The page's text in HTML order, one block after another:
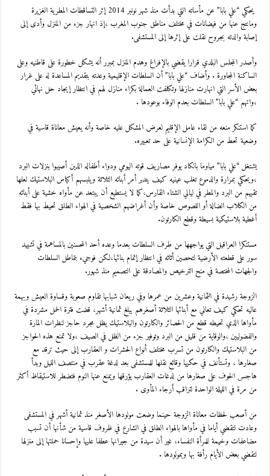
يحكي “علي بابا” عن مأساته التي بدأت منذ شهر نونبر 2014 إثر التساقطات المطرية الغزيرة
ومانتج عنها من فيضانات في مختلف مناطق جنوب المغرب ،إذ انهار جزء من المنزل وأدى إلى
إصابة والدته بجروح نقلت على إثرها إلى المستشفى.
وأصدر المجلس البلدي قرارا يقضي بالإفراغ وهدم المنزل بمبرر أنه يشكل خطورة على قاطنيه وعلى
الساكنة المجاورة . وأضاف “علي بابا” أن السلطات الإقليمية وعدته بتقديم المساعدة له على غرار
بعض الأسر التي انهارت منازلها وتكلفت العمالة بكراء منازل لهم في انتظار إيجاد حل نهائي
،واتهم “علي بابا” السلطات بعدم الوفاء بوعودها .
كما استنكر منعه من لقاء عامل الإقليم لعرض المشكل عليه خاصة وأنه يعيش معاناة قاسية في
وضعية تحط من الكرامة الإنسانية على حد تعبيره.
يشتغل “علي بابا” مياوما بالكاد يوفر مصاريف قوته اليومي ودواء أطفاله الذين أصيبوا بنزلات البرد
،ويحكي بمرارة والدموع تغلب عينيه كيف يتدبر أمر أبنائه الثلاثة ويلبسهم أكياس البلاستيك لعلها
تقيهم من البرد والمطر في ليالي الشتاء القارس،كما لا يستطيع أن يبتعد عن مأواه خشية على أبنائه
من الكلاب الضالة أو اللصوص خاصة وأن أغراضهم الشخصية في الهواء الطلق تحيط بها فقط
أغطية بلاستيكية بسيطة وقطع الكارتون.
مستنكرا العراقيل التي يواجهها من طرف السلطات بعدما وعده أحد المحسنين بالمساهمة في تشييد
سور على قطعته الأرضية لتحصين أثاثه في انتظار إتمام بنائها،لكن فوجيء بتماطل السلطات
والجهات المختصة في منح الترخيص والمصادقة على التصميم منذ شهور.
الزوجة رشيدة في الثمانية وعشرين من عمرها وفي ريعان شبابها تقاوم صعوبة وقساوة العيش وبهمة
عاليه تحكي كيف تعاني مع أبنائها الثلاثة أصغرهم يبلغ ثمانية أشهر، قضت فترة الحمل مشردة في
مأواها الذي تحيطه قطع من الحصائر والكارتون والبلاستيك يظل مجرد حاجز لنظرات المارة
والفضوليين ،والوقاية من قليل من البرد وتوفير جزء من الظل في الصيف ،ولا تمنع هذه الحواجز
من البلاستيك والكارتون من تسرب مختلف أنواع الحشرات و العقارب إلى حيث ترقد مع
صغارها ، وتستأنف في حكيها وقائع نقلها للمستشفى بعد لدغة عقرب في منتصف الليل وبدأ
هاجس الخوف على صغارها من لدغات العقارب يؤرقها ويمنع عنها النوم فتضطر للاستيقاظ أكثر
من مرة في الليلة الواحدة لتراقب أرجاء المأوى .
من أصعب لحظات معاناة الزوجة حينما وضعت مولودها الأصغر منذ ثمانية أشهر في المستشفى
وعادت لتقضي أياما في مأواها بالهواء الطلق في الشارع في ظروف قاسية من شأنها أن تسبب
مضاعفات وخيمة للمرأة النفساء، غير أن سيدة من جيرانها عطفا عليها وإحسانا حملتها إلى منزلها
لتقضي بعض الأيام رأفة بها وبمولودها .